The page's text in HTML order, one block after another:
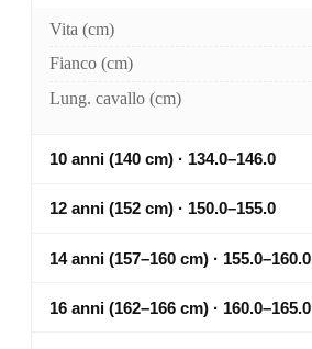
Vita (cm)
Fianco (cm)
Lung. cavallo (cm)
10 anni (140 cm) · 134.0–146.0
12 anni (152 cm) · 150.0–155.0
14 anni (157–160 cm) · 155.0–160.0
16 anni (162–166 cm) · 160.0–165.0